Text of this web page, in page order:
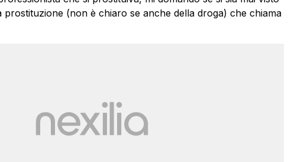
prostituzione (non è chiaro se anche della droga) che chiama